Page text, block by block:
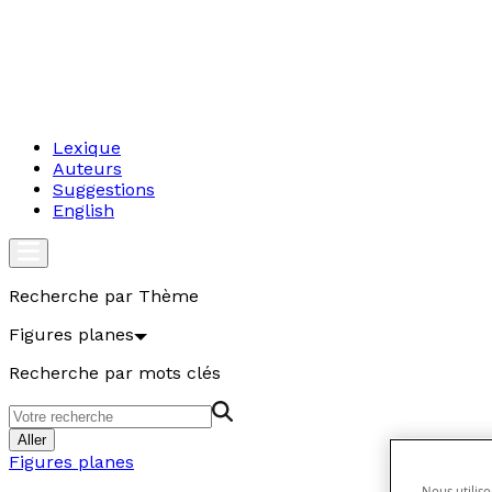
Lexique
Auteurs
Suggestions
English
Recherche par Thème
Figures planes
Recherche par mots clés
Aller
Figures planes